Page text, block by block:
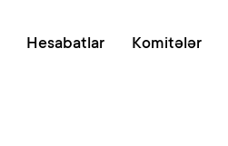
Hesabatlar Komitələr